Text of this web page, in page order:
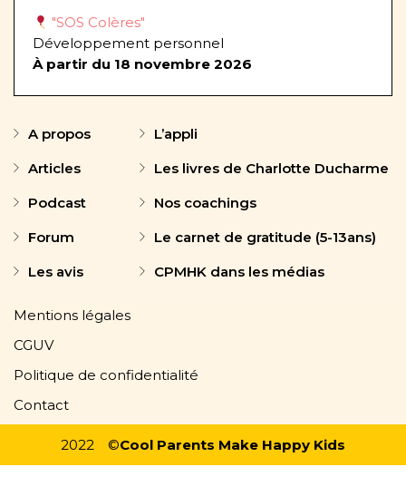
"SOS Colères"
Développement personnel
À partir du 18 novembre 2026
A propos
Articles
Podcast
Forum
L’appli
Les avis
Les livres de Charlotte Ducharme
Nos coachings
Le carnet de gratitude (5-13ans)
CPMHK dans les médias
Mentions légales
CGUV
Politique de confidentialité
Contact
2022 ©Cool Parents Make Happy Kids